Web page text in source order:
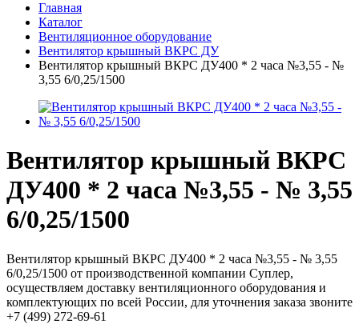
Главная
Каталог
Вентиляционное оборудование
Вентилятор крышный ВКРС ДУ
Вентилятор крышный ВКРС ДУ400 * 2 часа №3,55 - №
3,55 6/0,25/1500
Вентилятор крышный ВКРС
ДУ400 * 2 часа №3,55 - № 3,55
6/0,25/1500
Вентилятор крышный ВКРС ДУ400 * 2 часа №3,55 - № 3,55
6/0,25/1500 от производственной компании Суплер,
осуществляем доставку вентиляционного оборудования и
комплектующих по всей России, для уточнения заказа звоните
+7 (499) 272-69-61